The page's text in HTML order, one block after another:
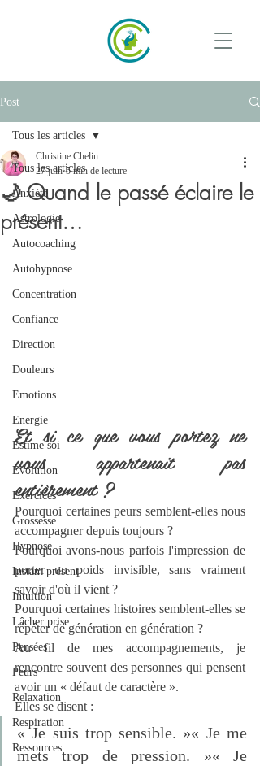
Post
Tous les articles
Anxiété
Astrologie
Autocoaching
Autohypnose
Concentration
Confiance
Direction
Douleurs
Emotions
Energie
Estime soi
Evolution
Exercices
Grossesse
Hypnose
Instant présent
Intuition
Lâcher prise
Pensées
Peurs
Relaxation
Respiration
Ressources
Tous les articles
🌙 Quand le passé éclaire le
présent…
Christine Chelin
27 juin 5 min de lecture
Et si ce que vous portez ne
vous appartenait pas
entièrement ?
Pourquoi certaines peurs semblent-elles nous
accompagner depuis toujours ?
Pourquoi avons-nous parfois l'impression de
porter un poids invisible, sans vraiment
savoir d'où il vient ?
Pourquoi certaines histoires semblent-elles se
répéter de génération en génération ?
Au fil de mes accompagnements, je
rencontre souvent des personnes qui pensent
avoir un « défaut de caractère ».
Elles se disent :
« Je suis trop sensible. »« Je me
mets trop de pression. »« Je